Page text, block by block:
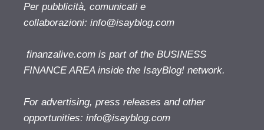
Per pubblicità, comunicati e
collaborazioni: info@isayblog.com
finanzalive.com is part of the BUSINESS
FINANCE AREA inside the IsayBlog! network.
For advertising, press releases and other
opportunities: info@isayblog.com